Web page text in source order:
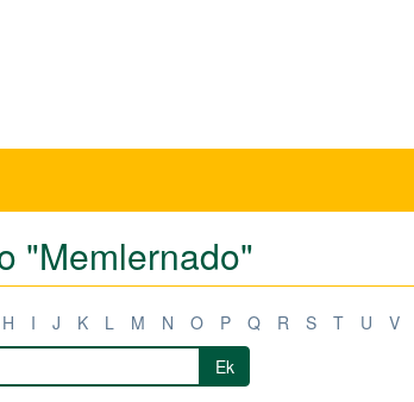
"Memlernado"
H I J K L M N O P Q R S T U V
Ek